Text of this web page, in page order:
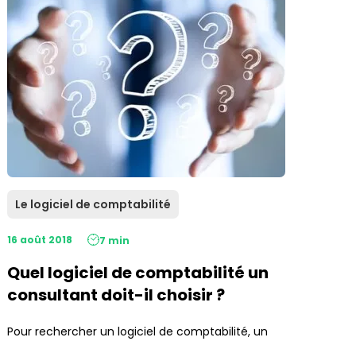
Le logiciel de comptabilité
16 août 2018 7 min
Quel logiciel de comptabilité un
consultant doit-il choisir ?
Pour rechercher un logiciel de comptabilité, un